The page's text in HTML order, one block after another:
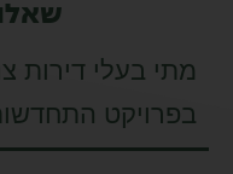
מתי בעלי דירות
בפרויקט